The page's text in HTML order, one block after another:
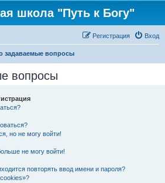
школа "Путь к Богу"
Вход
Регистрация
задаваемые вопросы
вопросы
но не могу войти!
не могу войти!
повторять ввод имени и пароля?